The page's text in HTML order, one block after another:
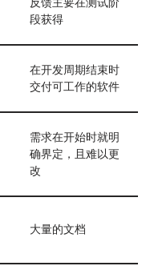
反馈主要在测试阶
段获得
在开发周期结束时
交付可工作的软件
需求在开始时就明
确界定，且难以更
改
大量的文档